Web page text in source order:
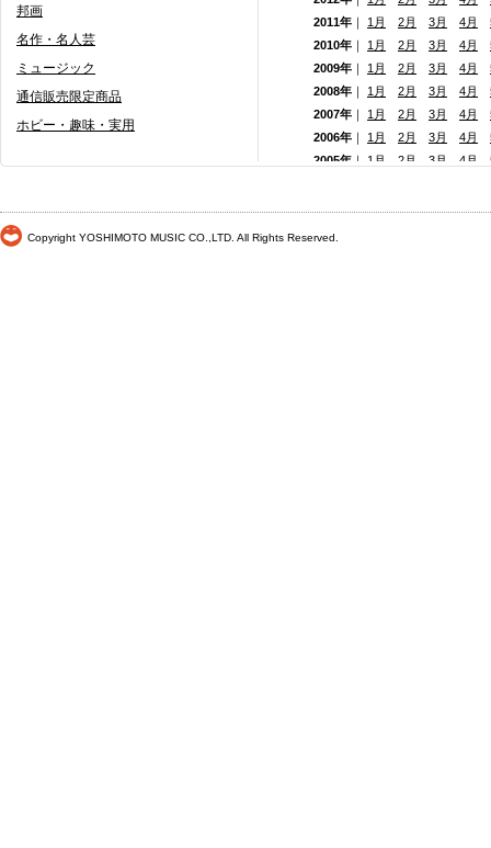
邦画
名作・名人芸
ミュージック
通信販売限定商品
ホビー・趣味・実用
2011年 ｜ 1月 2月 3月 4月
2010年 ｜ 1月 2月 3月 4月
2009年 ｜ 1月 2月 3月 4月
2008年 ｜ 1月 2月 3月 4月
2007年 ｜ 1月 2月 3月 4月
2006年 ｜ 1月 2月 3月 4月
2005年 ｜ 1月 2月 3月 4月
Copyright YOSHIMOTO MUSIC CO.,LTD. All Rights Reserved.